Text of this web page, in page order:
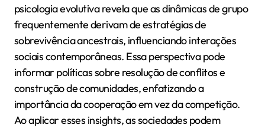
psicologia evolutiva revela que as dinâmicas de grupo
frequentemente derivam de estratégias de
sobrevivência ancestrais, influenciando interações
sociais contemporâneas. Essa perspectiva pode
informar políticas sobre resolução de conflitos e
construção de comunidades, enfatizando a
importância da cooperação em vez da competição.
Ao aplicar esses insights, as sociedades podem